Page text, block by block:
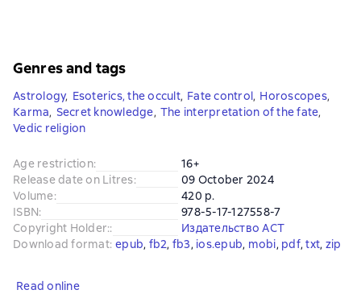
Genres and tags
Astrology, Esoterics, the occult, Fate control, Horoscopes,
Karma, Secret knowledge, The interpretation of the fate,
Vedic religion
Age restriction:
16+
Release date on Litres:
09 October 2024
Volume:
420 p.
ISBN:
978-5-17-127558-7
Copyright Holder::
Издательство АСТ
Download format: epub, fb2, fb3, ios.epub, mobi, pdf, txt, zip
Read online